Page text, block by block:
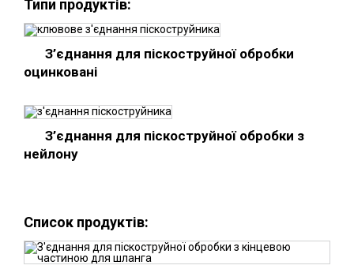
Типи продуктів:
З’єднання для піскоструйної обробки
оцинковані
З’єднання для піскоструйної обробки з
нейлону
Список продуктів: